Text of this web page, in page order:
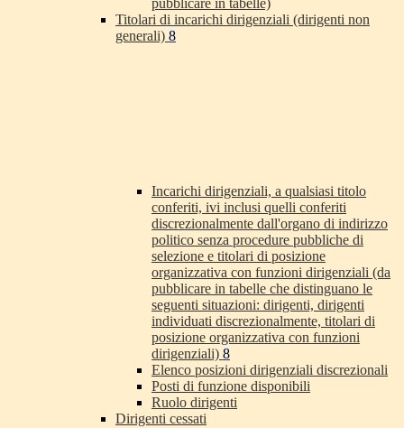
pubblicare in tabelle)
Titolari di incarichi dirigenziali (dirigenti non
generali) 8
Incarichi dirigenziali, a qualsiasi titolo
conferiti, ivi inclusi quelli conferiti
discrezionalmente dall'organo di indirizzo
politico senza procedure pubbliche di
selezione e titolari di posizione
organizzativa con funzioni dirigenziali (da
pubblicare in tabelle che distinguano le
seguenti situazioni: dirigenti, dirigenti
individuati discrezionalmente, titolari di
posizione organizzativa con funzioni
dirigenziali) 8
Elenco posizioni dirigenziali discrezionali
Posti di funzione disponibili
Ruolo dirigenti
Dirigenti cessati